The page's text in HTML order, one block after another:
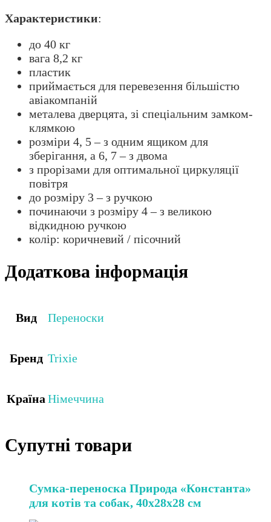
Характеристики:
до 40 кг
вага 8,2 кг
пластик
приймається для перевезення більшістю
авіакомпаній
металева дверцята, зі спеціальним замком-
клямкою
розміри 4, 5 – з одним ящиком для
зберігання, а 6, 7 – з двома
з прорізами для оптимальної циркуляції
повітря
до розміру 3 – з ручкою
починаючи з розміру 4 – з великою
відкидною ручкою
колір: коричневий / пісочний
Додаткова інформація
Вид Переноски
Бренд Trixie
Країна Німеччина
Супутні товари
Сумка-переноска Природа «Константа»
для котів та собак, 40х28х28 см